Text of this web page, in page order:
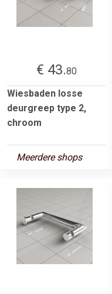
€ 43.80
Wiesbaden losse
deurgreep type 2,
chroom
Meerdere shops